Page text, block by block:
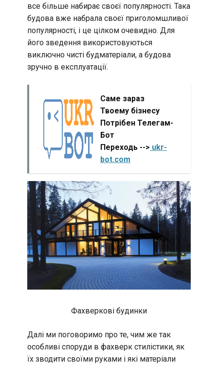
все більше набирає своєї популярності. Така
будова вже набрала своєї приголомшливої
популярності, і це цілком очевидно. Для
його зведення використовуються
виключно чисті будматеріали, а будова
зручно в експлуатації.
Саме зараз
Твоему бізнесу
Потрібен Телегам-
Бот
Переходь --> ukr-
bot.com
Фахверкові будинки
Далі ми поговоримо про те, чим же так
особливі споруди в фахверк стилістики, як
їх зводити своїми руками і які матеріали